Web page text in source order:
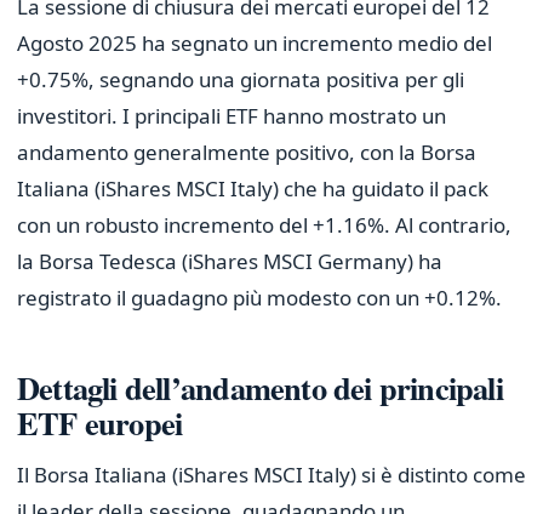
La sessione di chiusura dei mercati europei del 12
Agosto 2025 ha segnato un incremento medio del
+0.75%, segnando una giornata positiva per gli
investitori. I principali ETF hanno mostrato un
andamento generalmente positivo, con la Borsa
Italiana (iShares MSCI Italy) che ha guidato il pack
con un robusto incremento del +1.16%. Al contrario,
la Borsa Tedesca (iShares MSCI Germany) ha
registrato il guadagno più modesto con un +0.12%.
Dettagli dell’andamento dei principali
ETF europei
Il Borsa Italiana (iShares MSCI Italy) si è distinto come